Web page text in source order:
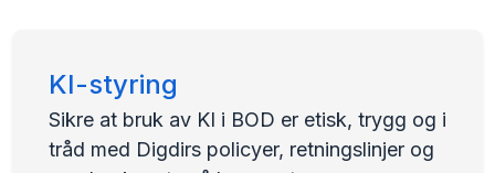
KI-styring
Sikre at bruk av KI i BOD er etisk, trygg og i
tråd med Digdirs policyer, retningslinjer og